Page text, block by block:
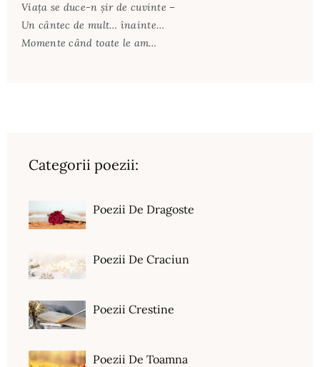
Viaţa se duce-n şir de cuvinte –
Un cântec de mult… înainte…
Momente când toate le am…
Categorii poezii:
Poezii De Dragoste
Poezii De Craciun
Poezii Crestine
Poezii De Toamna